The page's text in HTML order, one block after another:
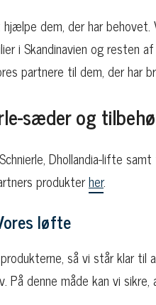
dem, der har
i Skandinavien og resten
partnere til dem, der har
sæder og
Dhollandia-lifte
produkterher.
løfte
så vi står klar
På denne måde kan vi